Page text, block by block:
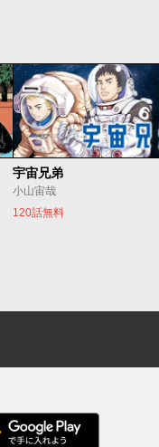
宇宙兄弟
小山宙哉
120話無料